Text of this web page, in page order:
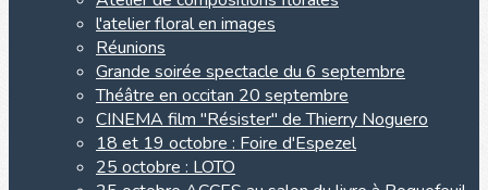
l'atelier floral en images
Réunions
Grande soirée spectacle du 6 septembre
Théâtre en occitan 20 septembre
CINEMA film "Résister" de Thierry Noguero
18 et 19 octobre : Foire d'Espezel
25 octobre : LOTO